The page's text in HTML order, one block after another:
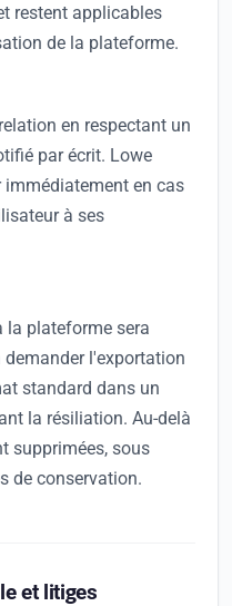
restent applicables
de la plateforme.
en respectant un
par écrit. Lowe
immédiatement en cas
à ses
la plateforme sera
l'exportation
standard dans un
la résiliation. Au-delà
supprimées, sous
de conservation.
et litiges